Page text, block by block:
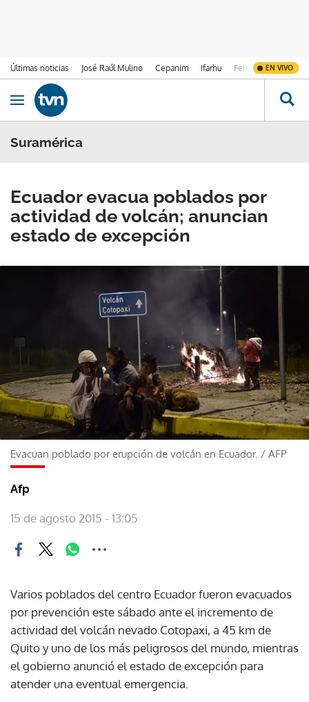
Últimas noticias José Raúl Mulino Cepanim Ifarhu Fenómeno de El
EN VIVO
Ir al contenido
Obrir navegació
Suramérica
Ecuador evacua poblados por
actividad de volcán; anuncian
estado de excepción
Evacuan poblado por erupción de volcán en Ecuador. / AFP
Afp
15 de agosto 2015 - 13:05
Varios poblados del centro Ecuador fueron evacuados
por prevención este sábado ante el incremento de
actividad del volcán nevado Cotopaxi, a 45 km de
Quito y uno de los más peligrosos del mundo, mientras
el gobierno anunció el estado de excepción para
atender una eventual emergencia.